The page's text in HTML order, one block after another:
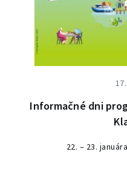
Informačné dni
22. – 23.